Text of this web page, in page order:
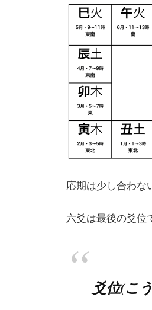
応期は少し合わな
六爻は最後の爻位
爻位(こ